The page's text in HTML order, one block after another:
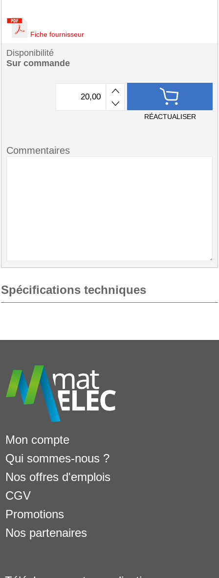
Fiche fournisseur
Disponibilité
Sur commande
RÉACTUALISER
Commentaires
Spécifications techniques
Mon compte
Qui sommes-nous ?
Nos offres d'emplois
CGV
Promotions
Nos partenaires